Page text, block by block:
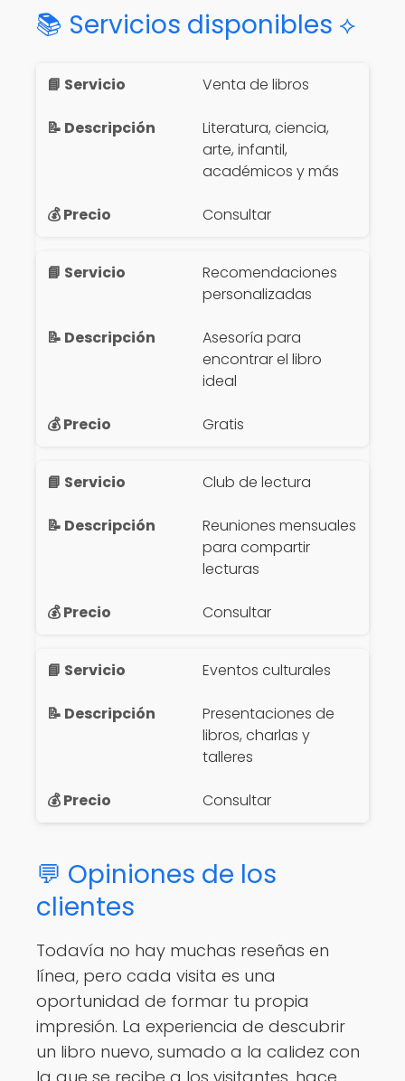
📚 Servicios disponibles ⟡
Venta de libros
Literatura, ciencia,
arte, infantil,
académicos y más
Consultar
Recomendaciones
personalizadas
Asesoría para
encontrar el libro
ideal
Gratis
Club de lectura
Reuniones mensuales
para compartir
lecturas
Consultar
Eventos culturales
Presentaciones de
libros, charlas y
talleres
Consultar
💬 Opiniones de los
clientes
Todavía no hay muchas reseñas en
línea, pero cada visita es una
oportunidad de formar tu propia
impresión. La experiencia de descubrir
un libro nuevo, sumado a la calidez con